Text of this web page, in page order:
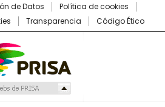
de Datos
Política de cookies
Transparencia Código Ético